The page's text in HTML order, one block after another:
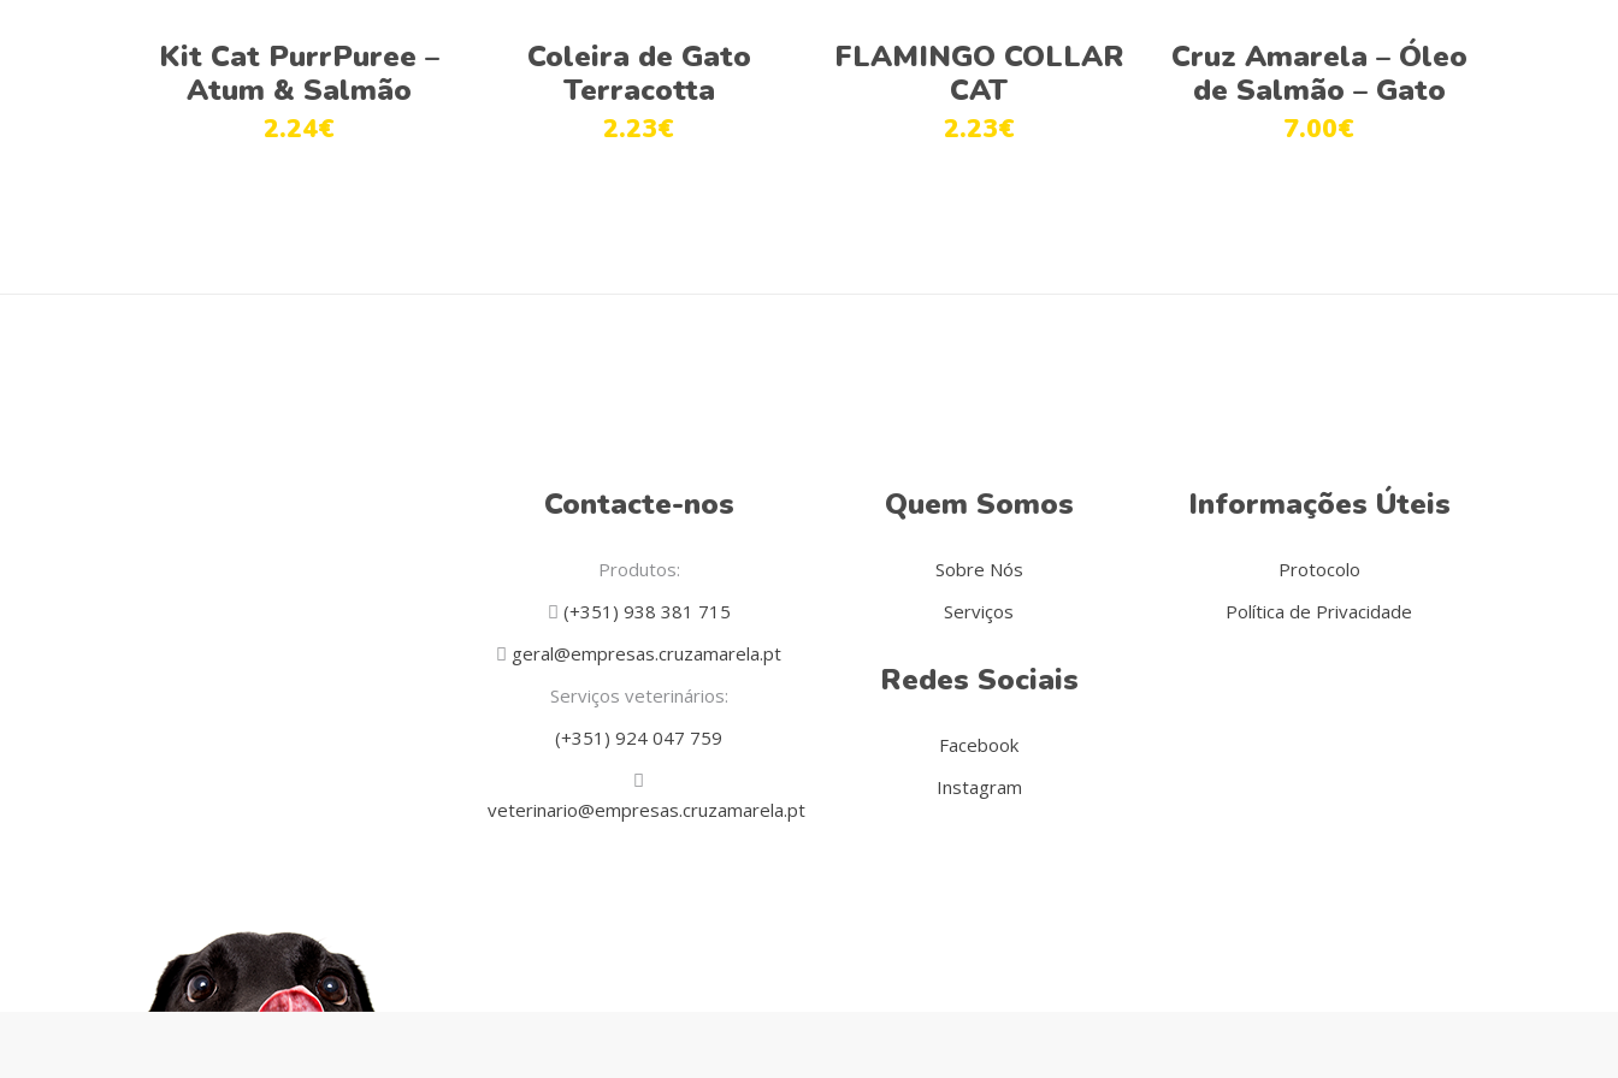
Ver opções
Kit Cat PurrPuree –
Atum & Salmão
2.24€
Ver opções
Coleira de Gato
Terracotta
2.23€
Adicionar
FLAMINGO COLLAR
CAT
2.23€
Ver opções
Cruz Amarela – Óleo
de Salmão – Gato
7.00€
Contacte-nos
Produtos:
(+351) 938 381 715
geral@empresas.cruzamarela.pt
Serviços veterinários:
(+351) 924 047 759
veterinario@empresas.cruzamarela.pt
Quem Somos
Sobre Nós
Serviços
Redes Sociais
Facebook
Instagram
Informações Úteis
Protocolo
Política de Privacidade